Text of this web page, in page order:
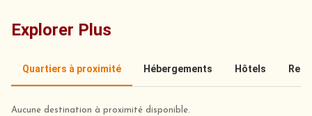
Explorer Plus
Quartiers à proximité Hébergements Hôtels
Aucune destination à proximité disponible.